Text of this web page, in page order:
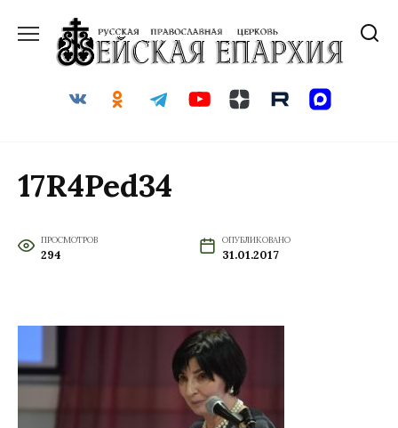
содержанию
17R4Ped34
ПРОСМОТРОВ
294
ОПУБЛИКОВАНО
31.01.2017